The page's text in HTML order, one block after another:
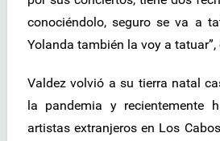
conociéndolo, seguro se va a
Yolanda también la voy a
Valdez volvió a su tierra natal
la pandemia y recientemente
artistas extranjeros en Los